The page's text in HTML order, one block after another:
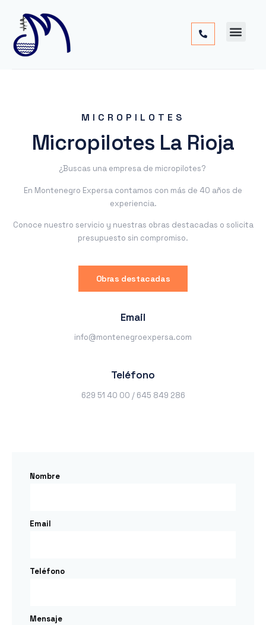
MICROPILOTES
Micropilotes La Rioja
¿Buscas una empresa de micropilotes?
En Montenegro Expersa contamos con más de 40 años de
experiencia.
Conoce nuestro servicio y nuestras obras destacadas o solicita
presupuesto sin compromiso.
Obras destacadas
Email
info@montenegroexpersa.com
Teléfono
629 51 40 00 / 645 849 286
Nombre
Email
Teléfono
Mensaje